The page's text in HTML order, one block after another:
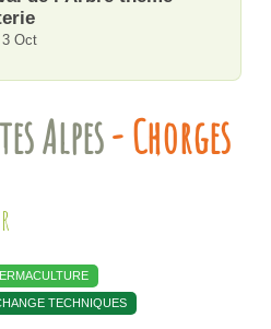
Alpes- Chorges
3 Oct
TECHNIQUES